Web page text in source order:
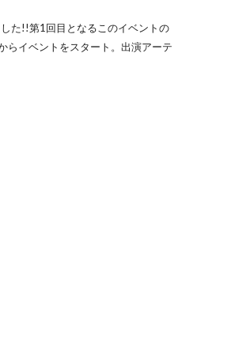
た!!第1回目となるこのイベントの
らイベントをスタート。出演アーテ